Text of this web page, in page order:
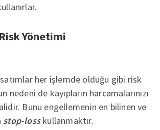
Yönetimi
satımlar her işlemde olduğu gibi risk
nedeni de kayıpların harcamalarınızı
Bunu engellemenin en bilinen ve
stop-losskullanmaktır.